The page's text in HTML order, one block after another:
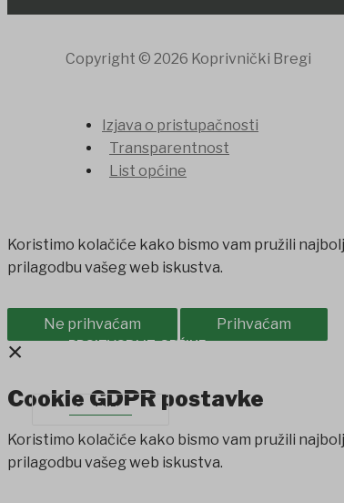
PROIZVODI IZ OPĆINE
KONTAKT
Copyright © 2026 Koprivnički Bregi
Izjava o pristupačnosti
Transparentnost
List općine
Koristimo kolačiće kako bismo vam pružili
prilagodbu vašeg web iskustva.
Ne prihvaćam Prihvaćam
×
Cookie GDPR postavke
Koristimo kolačiće kako bismo vam pružili
prilagodbu vašeg web iskustva.